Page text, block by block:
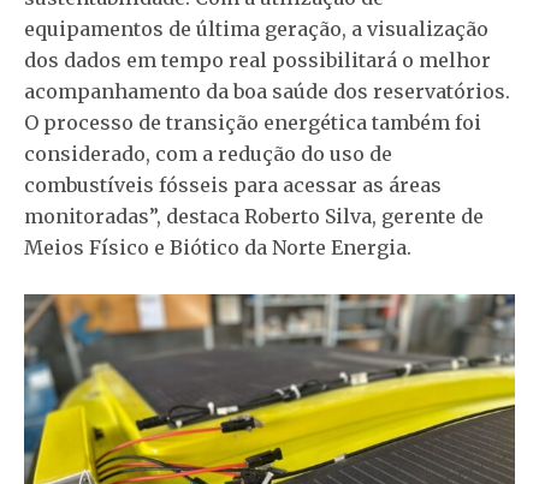
equipamentos de última geração, a visualização
dos dados em tempo real possibilitará o melhor
acompanhamento da boa saúde dos reservatórios.
O processo de transição energética também foi
considerado, com a redução do uso de
combustíveis fósseis para acessar as áreas
monitoradas”, destaca Roberto Silva, gerente de
Meios Físico e Biótico da Norte Energia.